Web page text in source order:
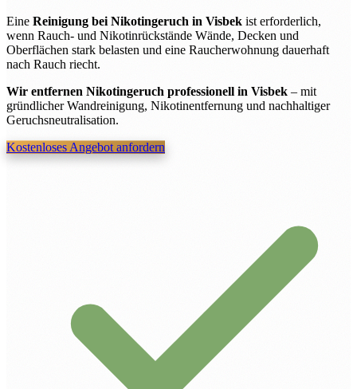
Eine Reinigung bei Nikotingeruch in Visbek ist erforderlich,
wenn Rauch- und Nikotinrückstände Wände, Decken und
Oberflächen stark belasten und eine Raucherwohnung dauerhaft
nach Rauch riecht.
Wir entfernen Nikotingeruch professionell in Visbek– mit
gründlicher Wandreinigung, Nikotinentfernung und nachhaltiger
Geruchsneutralisation.
Kostenloses Angebot anfordern